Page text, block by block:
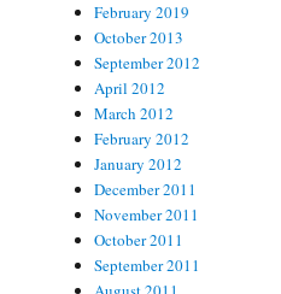
February 2019
October 2013
September 2012
April 2012
March 2012
February 2012
January 2012
December 2011
November 2011
October 2011
September 2011